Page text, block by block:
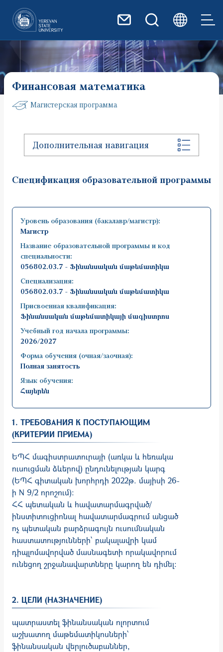
Финансовая математика
Магистерская программа
Дополнительная навигация
Спецификация образовательной программы
Уровень образования (бакалавр/магистр):
Магистр
Название образовательной программы и код
специальности:
056802.03.7 - Ֆինանսական մաթեմատիկա
Специализация:
056802.03.7 - Ֆինանսական մաթեմատիկա
Присвоенная квалификация:
Ֆինանսական մաթեմատիկայի մագիստրոս
Учебный год начала программы:
2026/2027
Форма обучения (очная/заочная):
Полная занятость
Язык обучения:
Հայերեն
1. ТРЕБОВАНИЯ К ПОСТУПАЮЩИМ
(КРИТЕРИИ ПРИЕМА)
ԵՊՀ մագիստրատուրայի (առկա և հեռակա
ուսուցման ձևերով) ընդունելության կարգ
(ԵՊՀ գիտական խորհրդի 2022թ. մայիսի 26-
ի N 9/2 որոշում):
ՀՀ պետական և հավատարմագրված/
ինստիտուցիոնալ հավատարմագրում անցած
ոչ պետական բարձրագույն ուսումնական
հաստատությունների՝ բակալավրի կամ
դիպլոմավորված մասնագետի որակավորում
ունեցող շրջանավարտները կարող են դիմել։
2. ЦЕЛИ (НАЗНАЧЕНИЕ)
պատրաստել ֆինանսական ոլորտում
աշխատող մաթեմատիկոսների՝
ֆինանսական վերլուծաբաններ,